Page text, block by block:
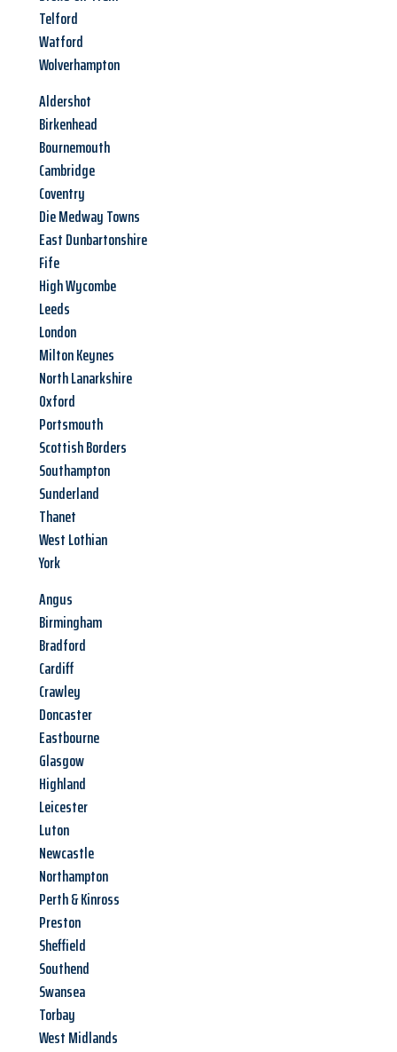
Telford
Watford
Wolverhampton
Aldershot
Birkenhead
Bournemouth
Cambridge
Coventry
Die Medway Towns
East Dunbartonshire
Fife
High Wycombe
Leeds
London
Milton Keynes
North Lanarkshire
Oxford
Portsmouth
Scottish Borders
Southampton
Sunderland
Thanet
West Lothian
York
Angus
Birmingham
Bradford
Cardiff
Crawley
Doncaster
Eastbourne
Glasgow
Highland
Leicester
Luton
Newcastle
Northampton
Perth & Kinross
Preston
Sheffield
Southend
Swansea
Torbay
West Midlands